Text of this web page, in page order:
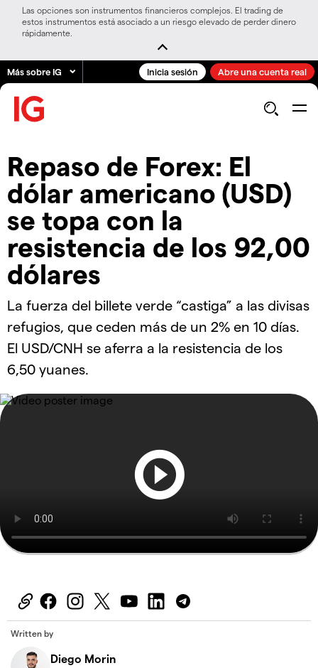
Las opciones son instrumentos financieros complejos. El trading de
estos instrumentos está asociado a un riesgo elevado de perder dinero
rápidamente.
Más sobre IG Inicia sesión Abre una cuenta real
Repaso de Forex: El
dólar americano (USD)
se topa con la
resistencia de los 92,00
dólares
La fuerza del billete verde “castiga” a las divisas
refugios, que ceden más de un 2% en 10 días.
El USD/CNH se aferra a la resistencia de los
6,50 yuanes.
Written by
Diego Morin